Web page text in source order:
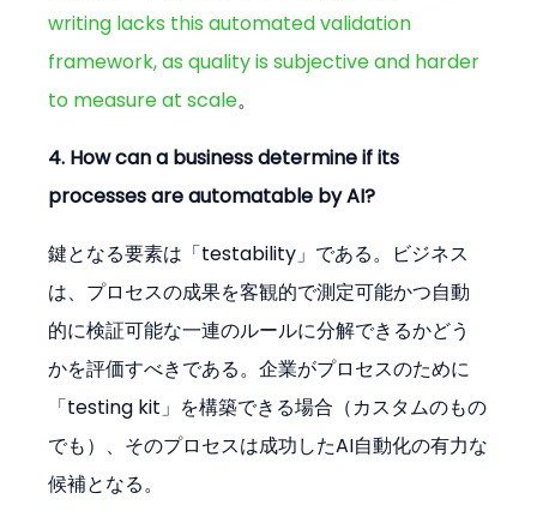
writing lacks this automated validation
framework, as quality is subjective and harder
to measure at scale。
4. How can a business determine if its
processes are automatable by AI?
鍵となる要素は「testability」である。ビジネス
は、プロセスの成果を客観的で測定可能かつ自動
的に検証可能な一連のルールに分解できるかどう
かを評価すべきである。企業がプロセスのために
「testing kit」を構築できる場合（カスタムのもの
でも）、そのプロセスは成功したAI自動化の有力な
候補となる。